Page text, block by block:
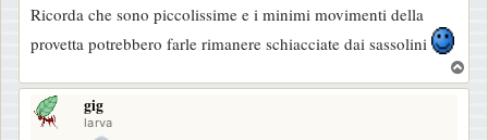
Ricorda che sono piccolissime e i minimi movimenti della
provetta potrebbero farle rimanere schiacciate dai sassolini
o
gig
larva